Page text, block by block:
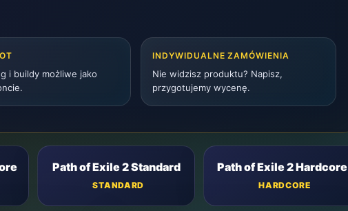
i buildy możliwe jako
INDYWIDUALNE ZAMÓWIENIA
Nie widzisz produktu? Napisz,
przygotujemy wycenę.
Path of Exile 2 Standard
STANDARD
Path of Exile 2 Hardcore
HARDCORE